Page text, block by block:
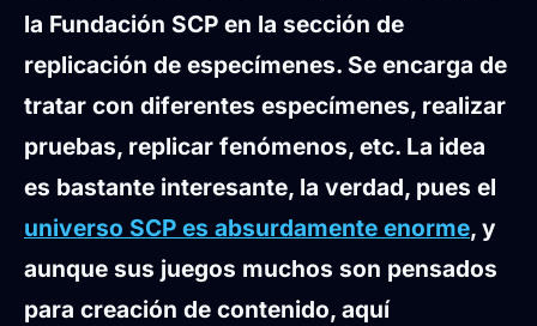
la Fundación SCP en la sección de
replicación de especímenes. Se encarga de
tratar con diferentes especímenes, realizar
pruebas, replicar fenómenos, etc. La idea
es bastante interesante, la verdad, pues el
universo SCP es absurdamente enorme, y
aunque sus juegos muchos son pensados
para creación de contenido, aquí